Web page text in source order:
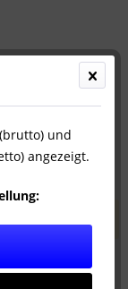
und
angezeigt.